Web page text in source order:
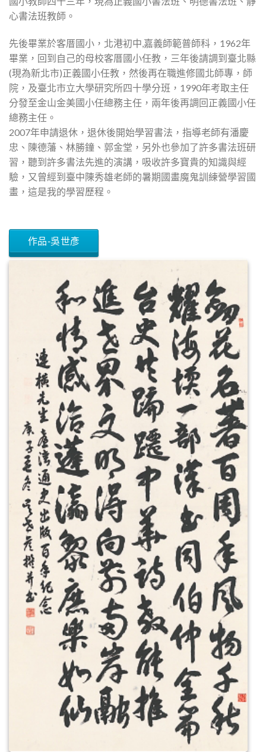
心書法班教師。
先後畢業於客厝國小，北港初中,嘉義師範普師科，1962年
畢業，回到自己的母校客厝國小任教，三年後請調到臺北縣
(現為新北市)正義國小任教，然後再在職進修國北師專，師
院，及臺北市立大學研究所四十學分班，1990年考取主任
分發至金山金美國小任總務主任，兩年後再調回正義國小任
總務主任。
2007年申請退休，退休後開始學習書法，指導老師有潘慶
忠、陳德藩、林勝鐘、郭金堂，另外也參加了許多書法班研
習，聽到許多書法先進的演講，吸收許多寶貴的知識與經
驗，又曾經到臺中陳秀雄老師的暑期國畫魔鬼訓練營學習國
畫，這是我的學習歷程。
作品-吳世彥